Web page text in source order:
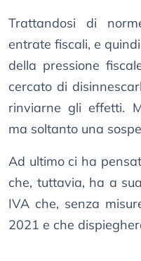
Trattandosi di
entrate fiscali, e
della pressione
cercato di
rinviarne gli effetti.
ma soltanto una
Ad ultimo ci ha
che, tuttavia, ha a
IVA che, senza
2021 e che